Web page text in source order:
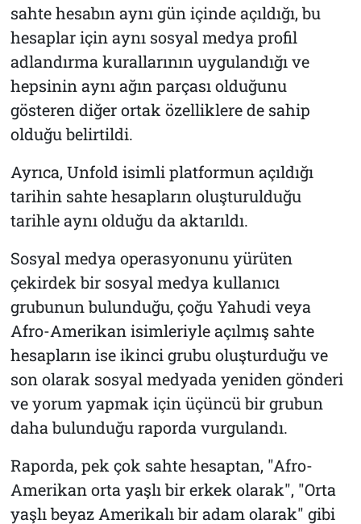
sahte hesabın aynı gün içinde açıldığı, bu
hesaplar için aynı sosyal medya profil
adlandırma kurallarının uygulandığı ve
hepsinin aynı ağın parçası olduğunu
gösteren diğer ortak özelliklere de sahip
olduğu belirtildi.
Ayrıca, Unfold isimli platformun açıldığı
tarihin sahte hesapların oluşturulduğu
tarihle aynı olduğu da aktarıldı.
Sosyal medya operasyonunu yürüten
çekirdek bir sosyal medya kullanıcı
grubunun bulunduğu, çoğu Yahudi veya
Afro-Amerikan isimleriyle açılmış sahte
hesapların ise ikinci grubu oluşturduğu ve
son olarak sosyal medyada yeniden gönderi
ve yorum yapmak için üçüncü bir grubun
daha bulunduğu raporda vurgulandı.
Raporda, pek çok sahte hesaptan, "Afro-
Amerikan orta yaşlı bir erkek olarak", "Orta
yaşlı beyaz Amerikalı bir adam olarak" gibi